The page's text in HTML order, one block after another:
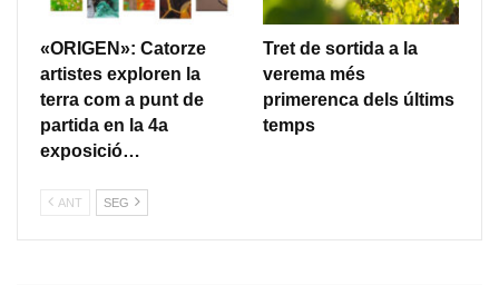
«ORIGEN»: Catorze
artistes exploren la
terra com a punt de
partida en la 4a
exposició…
Tret de sortida a la
verema més
primerenca dels últims
temps
ANT SEG